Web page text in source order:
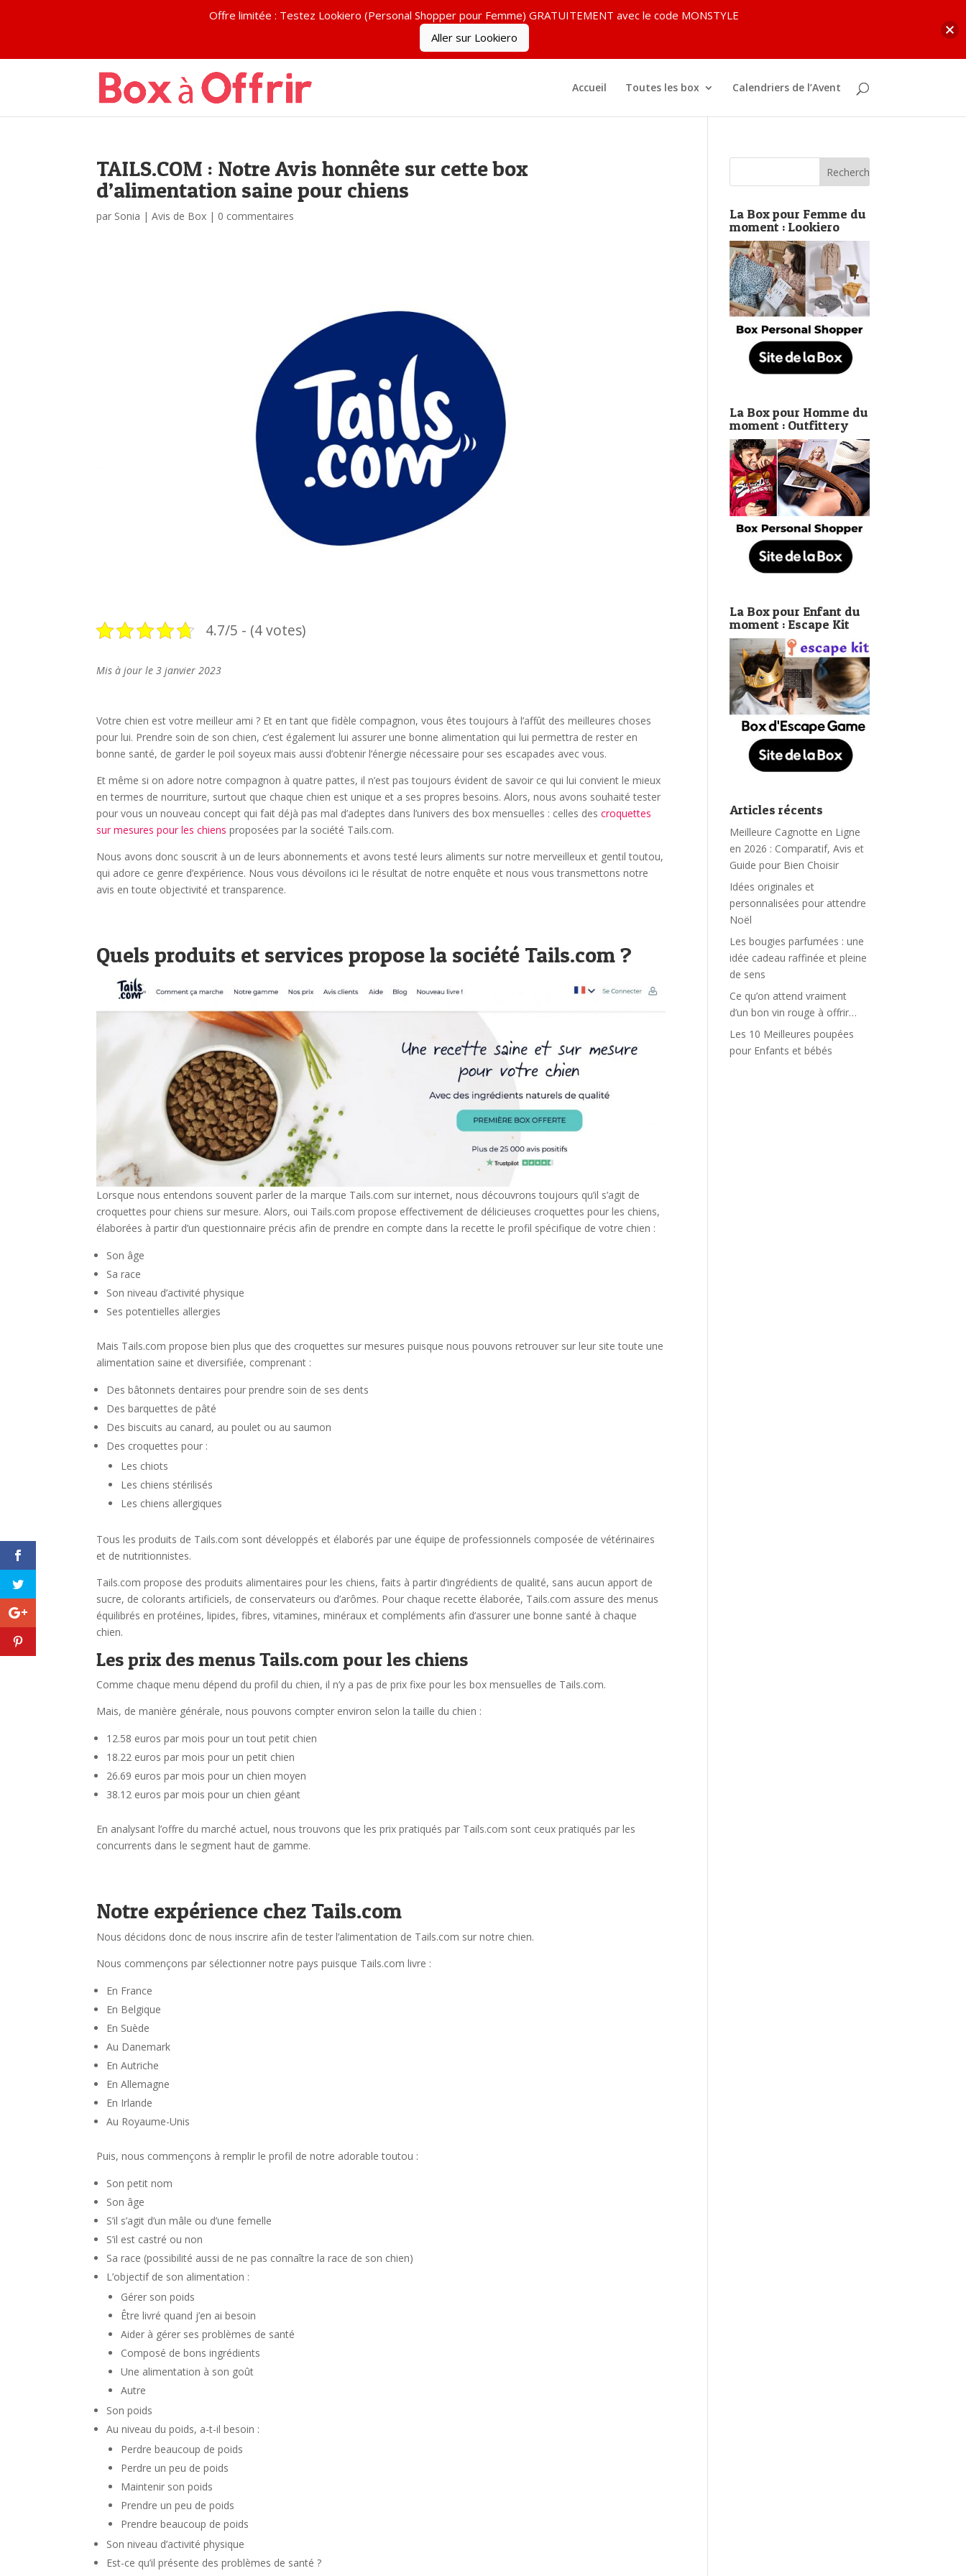
Accueil Toutes les box Calendriers de l’Avent
TAILS.COM : Notre Avis honnête sur cette box
d’alimentation saine pour chiens
par Sonia |Avis de Box | 0 commentaires
4.7/5 - (4 votes)
Mis à jour le 3 janvier 2023
Votre chien est votre meilleur ami ? Et en tant que fidèle compagnon, vous êtes toujours à l’affût des meilleures choses
pour lui. Prendre soin de son chien, c’est également lui assurer une bonne alimentation qui lui permettra de rester en
bonne santé, de garder le poil soyeux mais aussi d’obtenir l’énergie nécessaire pour ses escapades avec vous.
Et même si on adore notre compagnon à quatre pattes, il n’est pas toujours évident de savoir ce qui lui convient le mieux
en termes de nourriture, surtout que chaque chien est unique et a ses propres besoins. Alors, nous avons souhaité tester
pour vous un nouveau concept qui fait déjà pas mal d’adeptes dans l’univers des box mensuelles : celles descroquettes
sur mesures pour les chiens proposées par la société Tails.com.
Nous avons donc souscrit à un de leurs abonnements et avons testé leurs aliments sur notre merveilleux et gentil toutou,
qui adore ce genre d’expérience. Nous vous dévoilons ici le résultat de notre enquête et nous vous transmettons notre
avis en toute objectivité et transparence.
Quels produits et services propose la société Tails.com ?
Lorsque nous entendons souvent parler de la marque Tails.com sur internet, nous découvrons toujours qu’il s’agit de
croquettes pour chiens sur mesure. Alors, oui Tails.com propose effectivement de délicieuses croquettes pour les chiens,
élaborées à partir d’un questionnaire précis afin de prendre en compte dans la recette le profil spécifique de votre chien :
Son âge
Sa race
Son niveau d’activité physique
Ses potentielles allergies
Mais Tails.com propose bien plus que des croquettes sur mesures puisque nous pouvons retrouver sur leur site toute une
alimentation saine et diversifiée, comprenant :
Des bâtonnets dentaires pour prendre soin de ses dents
Des barquettes de pâté
Des biscuits au canard, au poulet ou au saumon
Des croquettes pour :
Les chiots
Les chiens stérilisés
Les chiens allergiques
Tous les produits de Tails.com sont développés et élaborés par une équipe de professionnels composée de vétérinaires
et de nutritionnistes.
Tails.com propose des produits alimentaires pour les chiens, faits à partir d’ingrédients de qualité, sans aucun apport de
sucre, de colorants artificiels, de conservateurs ou d’arômes. Pour chaque recette élaborée, Tails.com assure des menus
équilibrés en protéines, lipides, fibres, vitamines, minéraux et compléments afin d’assurer une bonne santé à chaque
chien.
Les prix des menus Tails.com pour les chiens
Comme chaque menu dépend du profil du chien, il n’y a pas de prix fixe pour les box mensuelles de Tails.com.
Mais, de manière générale, nous pouvons compter environ selon la taille du chien :
12.58 euros par mois pour un tout petit chien
18.22 euros par mois pour un petit chien
26.69 euros par mois pour un chien moyen
38.12 euros par mois pour un chien géant
En analysant l’offre du marché actuel, nous trouvons que les prix pratiqués par Tails.com sont ceux pratiqués par les
concurrents dans le segment haut de gamme.
Notre expérience chez Tails.com
Nous décidons donc de nous inscrire afin de tester l’alimentation de Tails.com sur notre chien.
Nous commençons par sélectionner notre pays puisque Tails.com livre :
En France
En Belgique
En Suède
Au Danemark
En Autriche
En Allemagne
En Irlande
Au Royaume-Unis
Puis, nous commençons à remplir le profil de notre adorable toutou :
Son petit nom
Son âge
S’il s’agit d’un mâle ou d’une femelle
S’il est castré ou non
Sa race (possibilité aussi de ne pas connaître la race de son chien)
L’objectif de son alimentation :
Gérer son poids
Être livré quand j’en ai besoin
Aider à gérer ses problèmes de santé
Composé de bons ingrédients
Une alimentation à son goût
Autre
Son poids
Au niveau du poids, a-t-il besoin :
Perdre beaucoup de poids
Perdre un peu de poids
Maintenir son poids
Prendre un peu de poids
Prendre beaucoup de poids
Son niveau d’activité physique
Est-ce qu’il présente des problèmes de santé ?
La Box pour Femme du
moment : Lookiero
La Box pour Homme du
moment : Outfittery
La Box pour Enfant du
moment : Escape Kit
Articles récents
Meilleure Cagnotte en Ligne
en 2026 : Comparatif, Avis et
Guide pour Bien Choisir
Idées originales et
personnalisées pour attendre
Noël
Les bougies parfumées : une
idée cadeau raffinée et pleine
de sens
Ce qu’on attend vraiment
d’un bon vin rouge à offrir…
Les 10 Meilleures poupées
pour Enfants et bébés
Offre limitée : Testez Lookiero (Personal Shopper pour Femme) GRATUITEMENT avec le code MONSTYLE
Aller sur Lookiero